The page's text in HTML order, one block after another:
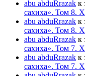
abu abduRrazak к
сахиха». Том 8.
abu abduRrazak к
сахиха». Том 8.
abu abduRrazak к
сахиха». Том 7.
abu abduRrazak к
сахиха». Том 7.